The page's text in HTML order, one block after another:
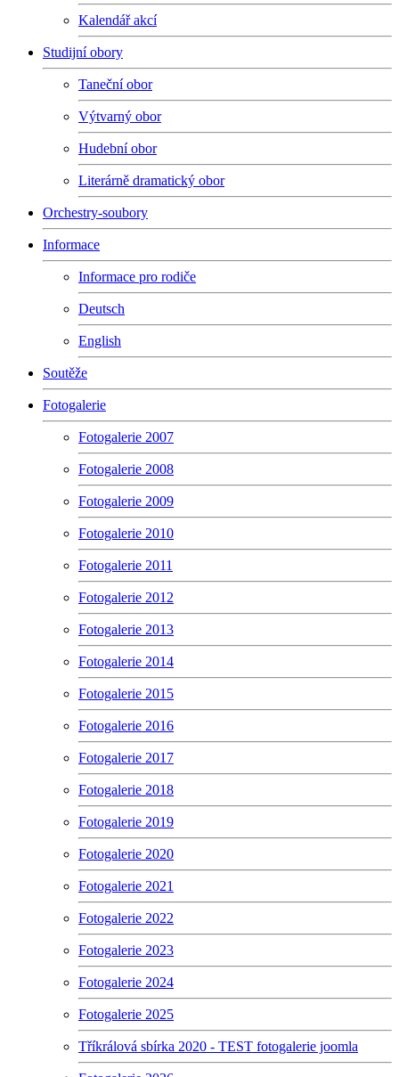
Kalendář akcí
Studijní obory
Taneční obor
Výtvarný obor
Hudební obor
Literárně dramatický obor
Orchestry-soubory
Informace
Informace pro rodiče
Deutsch
English
Soutěže
Fotogalerie
Fotogalerie 2007
Fotogalerie 2008
Fotogalerie 2009
Fotogalerie 2010
Fotogalerie 2011
Fotogalerie 2012
Fotogalerie 2013
Fotogalerie 2014
Fotogalerie 2015
Fotogalerie 2016
Fotogalerie 2017
Fotogalerie 2018
Fotogalerie 2019
Fotogalerie 2020
Fotogalerie 2021
Fotogalerie 2022
Fotogalerie 2023
Fotogalerie 2024
Fotogalerie 2025
Tříkrálová sbírka 2020 - TEST fotogalerie joomla